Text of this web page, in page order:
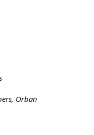
Orban